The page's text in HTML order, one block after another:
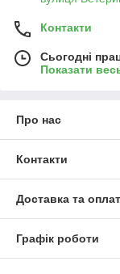
Контакти
Сьогодні
Показати
Про нас
Контакти
Доставка та
Графік роботи